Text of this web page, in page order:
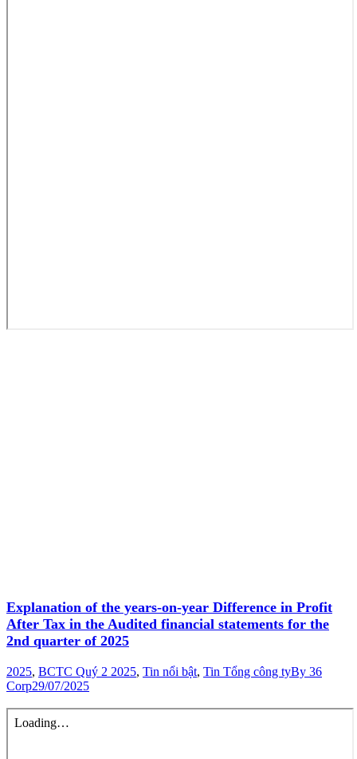
Explanation of the years-on-year Difference in Profit
After Tax in the Audited financial statements for the
2nd quarter of 2025
2025, BCTC Quý 2 2025, Tin nổi bật, Tin Tổng công tyBy 36
Corp29/07/2025